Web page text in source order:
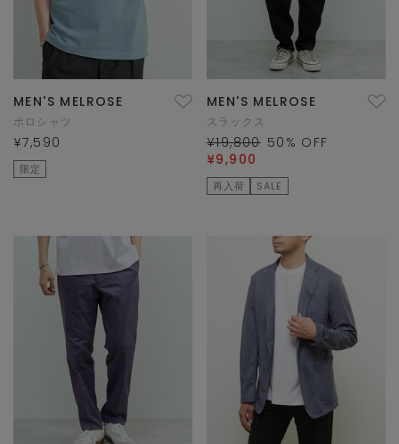
MEN'S MELROSE
ポロシャツ
¥7,590
限定
MEN'S MELROSE
スラックス
¥19,800 50 % OFF
¥9,900
再入荷 SALE